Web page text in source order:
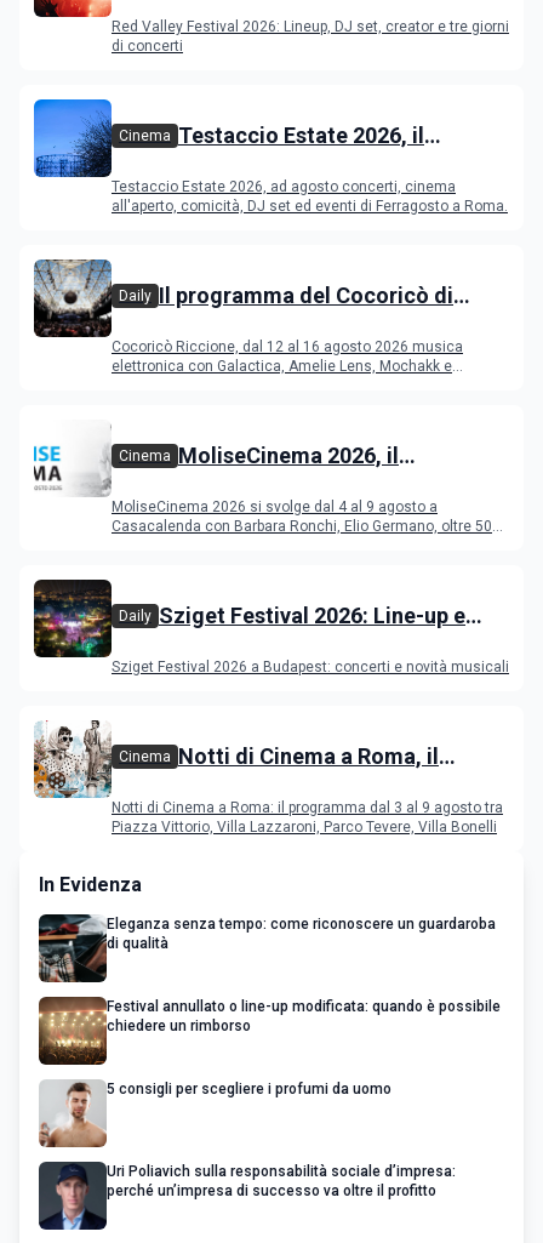
Red Valley Festival 2026: Lineup, DJ set, creator e tre giorni
di concerti
Cinema Testaccio Estate 2026, il
Ferragosto
Testaccio Estate 2026, ad agosto concerti, cinema
all'aperto, comicità, DJ set ed eventi di Ferragosto a Roma.
Daily Il programma del Cocoricò di
Cocoricò Riccione, dal 12 al 16 agosto 2026 musica
elettronica con Galactica, Amelie Lens, Mochakk e
Cinema MoliseCinema 2026, il
MoliseCinema 2026 si svolge dal 4 al 9 agosto a
Casacalenda con Barbara Ronchi, Elio Germano, oltre 50
Daily Sziget Festival 2026: Line-up e
Sziget Festival 2026 a Budapest: concerti e novità musicali
Cinema Notti di Cinema a Roma, il
Notti di Cinema a Roma: il programma dal 3 al 9 agosto tra
Piazza Vittorio, Villa Lazzaroni, Parco Tevere, Villa Bonelli
In Evidenza
Eleganza senza tempo: come riconoscere un guardaroba
di qualità
Festival annullato o line-up modificata: quando è possibile
chiedere un rimborso
5 consigli per scegliere i profumi da uomo
Uri Poliavich sulla responsabilità sociale d’impresa:
perché un’impresa di successo va oltre il profitto